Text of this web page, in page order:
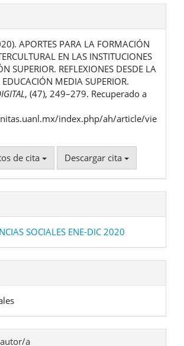
APORTES PARA LA FORMACIÓN
EN LAS INSTITUCIONES
SUPERIOR. REFLEXIONES DESDE LA
EDUCACIÓN MEDIA SUPERIOR.
, (47), 249–279. Recuperado a
index.php/ah/article/vie
de cita Descargar cita
SOCIALES ENE-DIC 2020
a